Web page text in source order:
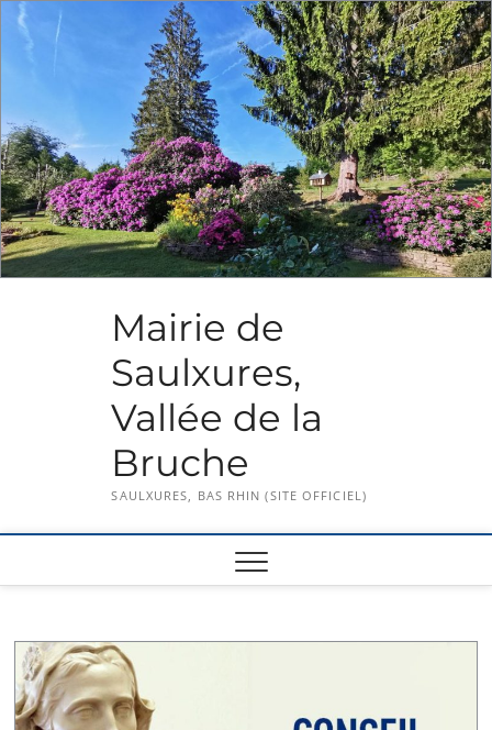
Skip
Mairie de
Saulxures,
Vallée de la
Bruche
SAULXURES, BAS RHIN (SITE OFFICIEL)